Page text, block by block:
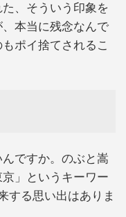
、そういう印象を
本当に残念なんで
ポイ捨てされるこ
ですか。のぶと嵩
」というキーワー
する思い出はありま